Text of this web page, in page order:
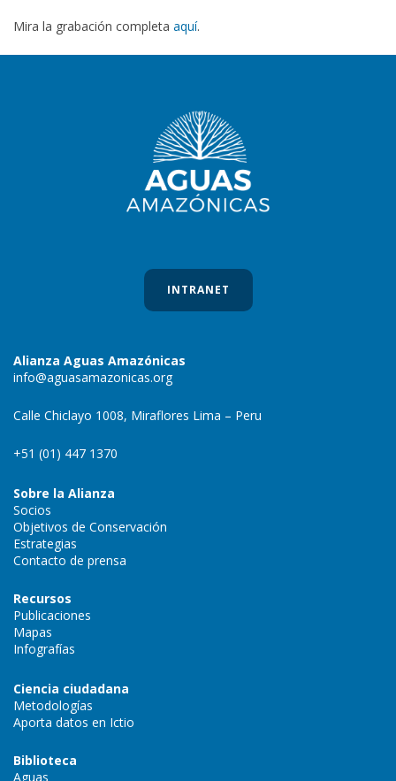
Mira la grabación completa aquí.
INTRANET
Alianza Aguas Amazónicas
info@aguasamazonicas.org
Calle Chiclayo 1008, Miraflores Lima – Peru
+51 (01) 447 1370
Sobre la Alianza
Socios
Objetivos de Conservación
Estrategias
Contacto de prensa
Recursos
Publicaciones
Mapas
Infografías
Ciencia ciudadana
Metodologías
Aporta datos en Ictio
Biblioteca
Aguas